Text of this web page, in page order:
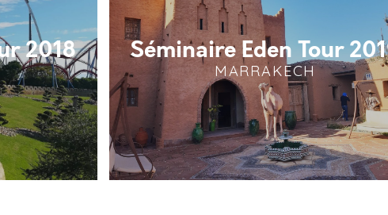
2018 Séminaire Eden Tour
MARRAKECH